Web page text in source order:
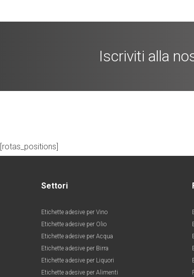
Iscriviti alla
[rotas_positions]
Settori
Etichette adesive per Vino
Etichette adesive per Olio
Etichette adesive per Acqua
Etichette adesive per Birra
Etichette adesive per Liquori
Etichette adesive per Alimenti